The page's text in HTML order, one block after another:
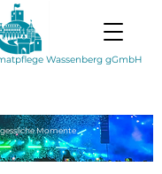
Wassenberg gGmbH
Momente